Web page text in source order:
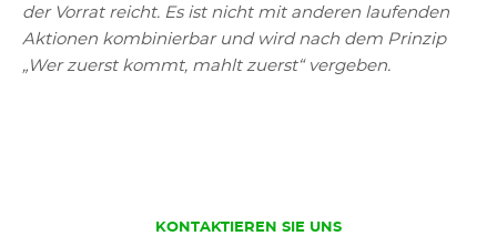
der Vorrat reicht. Es ist nicht mit anderen laufenden
Aktionen kombinierbar und wird nach dem Prinzip
„Wer zuerst kommt, mahlt zuerst“ vergeben.
CURRENT
KONTAKTIEREN SIE UNS